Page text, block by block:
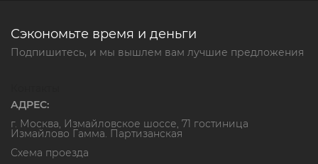
Сэкономьте время и деньги
Подпишитесь, и мы вышлем вам лучшие предложения
АДРЕС:
г. Москва, Измайловское шоссе, 71 гостиница
Измайлово Гамма. Партизанская
Схема проезда